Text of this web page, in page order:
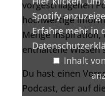
Spotify
Erfahre mehr in
Inhalt
vorgeschlagenen
hochwertige
Menge Inspiration,
enthaltene Wissen
Du hast einen
Podcast, der auf